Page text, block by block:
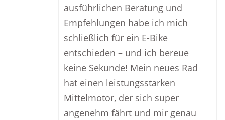
ausführlichen Beratung und
Empfehlungen habe ich mich
schließlich für ein E-Bike
entschieden – und ich bereue
keine Sekunde! Mein neues Rad
hat einen leistungsstarken
Mittelmotor, der sich super
angenehm fährt und mir genau